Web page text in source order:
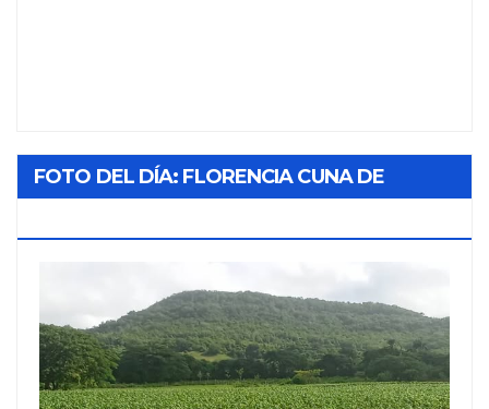
FOTO DEL DÍA: FLORENCIA CUNA DE